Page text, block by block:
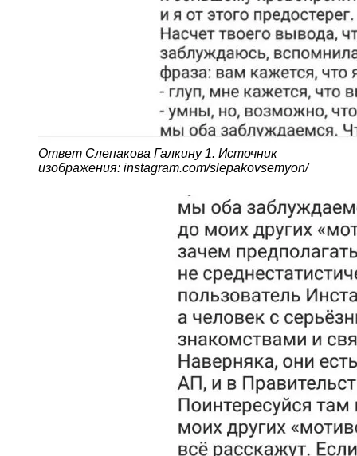
Ответ Слепакова Галкину 1. Источник
изображения: instagram.com/slepakovsemyon/